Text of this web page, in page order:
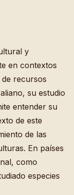
y
en contextos
recursos
su estudio
entender su
de este
de las
En países
como
especies